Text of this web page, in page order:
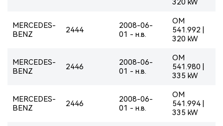
MERCEDES-
BENZ
2444
2008-06-
01 - н.в.
OM
541.992 |
320 kW
MERCEDES-
BENZ
2446
2008-06-
01 - н.в.
OM
541.980 |
335 kW
MERCEDES-
BENZ
2446
2008-06-
01 - н.в.
OM
541.994 |
335 kW